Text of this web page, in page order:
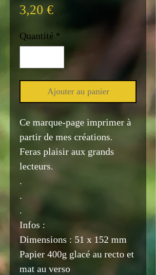
3,20 €
Quantité *
Ajouter au panier
Ce marque-page imprimer à
partir de mes créations.
Feras plaisir aux grands
lecteurs.
.
.
.
Infos :
Dimensions : 51 x 152 mm
Papier 400g glacé au recto et
mat au verso